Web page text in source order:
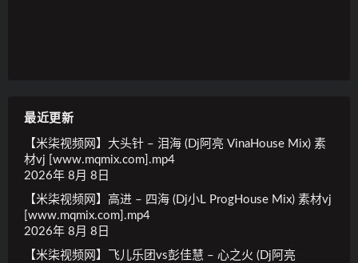
最近更新
【米柒视频网】大头针 – 泪海 (Dj阿亮 VinaHouse Mix) 素
材vj [www.mqmix.com].mp4
2026年 8月 8日
【米柒视频网】高进 – 四海 (Dj小L ProgHouse Mix) 素材vj
[www.mqmix.com].mp4
2026年 8月 8日
【米柒视频网】飞儿乐团vs彭佳慧 – 心之火 (Dj阿亮